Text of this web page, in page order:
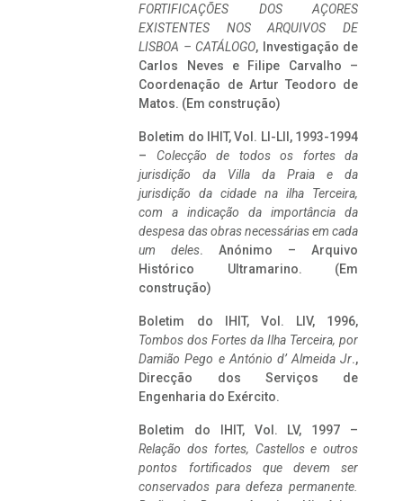
FORTIFICAÇÕES DOS AÇORES
EXISTENTES NOS ARQUIVOS DE
LISBOA – CATÁLOGO, Investigação de
Carlos Neves e Filipe Carvalho –
Coordenação de Artur Teodoro de
Matos. (Em construção)
Boletim do IHIT, Vol. LI-LII, 1993-1994
– Colecção de todos os fortes da
jurisdição da Villa da Praia e da
jurisdição da cidade na ilha Terceira,
com a indicação da importância da
despesa das obras necessárias em cada
um deles. Anónimo – Arquivo
Histórico Ultramarino. (Em
construção)
Boletim do IHIT, Vol. LIV, 1996,
Tombos dos Fortes da Ilha Terceira, por
Damião Pego e António d’ Almeida Jr.,
Direcção dos Serviços de
Engenharia do Exército.
Boletim do IHIT, Vol. LV, 1997 –
Relação dos fortes, Castellos e outros
pontos fortificados que devem ser
conservados para defeza permanente.